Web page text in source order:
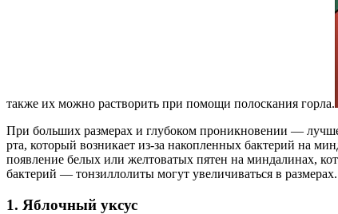
также их можно растворить при помощи полоскания горла.
При больших размерах и глубоком проникновении — лучше
рта, который возникает из-за накопленных бактерий на
появление белых или желтоватых пятен на миндалинах,
бактерий — тонзиллолиты могут увеличиваться в
1. Яблочный уксус